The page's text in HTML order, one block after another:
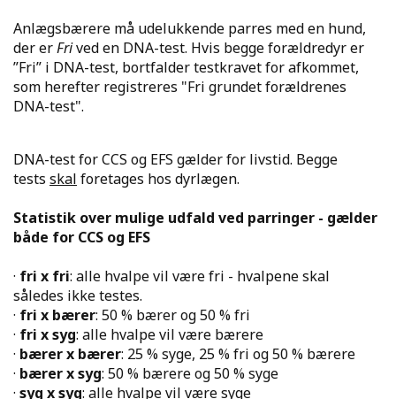
Anlægsbærere må udelukkende parres med en hund,
der erFrived en DNA-test. Hvis begge forældredyr er
”Fri” i DNA-test, bortfalder testkravet for afkommet,
som herefter registreres "Fri grundet forældrenes
DNA-test".
DNA-test for CCS og EFS gælder for livstid. Begge
tests skal foretages hos dyrlægen.
Statistik over mulige udfald ved parringer - gælder
både for CCS og EFS
· fri x fri: alle hvalpe vil være fri - hvalpene skal
således ikke testes.
· fri x bærer: 50 % bærer og 50 % fri
· fri x syg: alle hvalpe vil være bærere
· bærer x bærer: 25 % syge, 25 % fri og 50 % bærere
· bærer x syg: 50 % bærere og 50 % syge
· syg x syg: alle hvalpe vil være syge